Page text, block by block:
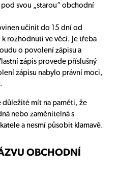
svou „starou“ obchodní
učinit do 15 dní od
rozhodnutí ve věci. Je třeba
o povolení zápisu a
zápis provede příslušný
zápisu nabylo právní moci,
důležité mít na paměti, že
nebo zaměnitelná s
a nesmí působit klamavě.
OBCHODNÍ